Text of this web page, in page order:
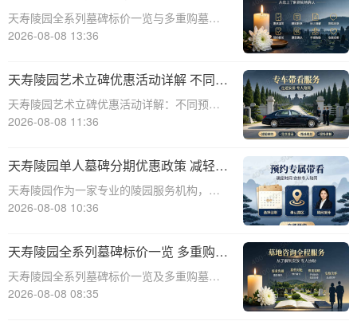
优惠限时申领详解
天寿陵园全系列墓碑标价一览与多重购墓优
惠限时申领详解☎ 天寿陵园电话:400-838-
一直致力于为家属提供高品质、个性化的墓
碑产品和服务。为了满足不同客户的
2026-08-08 13:36
天寿陵园艺术立碑优惠活动详解 不同预
算专属让利方案详解
天寿陵园艺术立碑优惠活动详解：不同预算
专属让利方案详解☎ 天寿陵园电话:400-838-
者的深深敬意和对生者的美好回忆。为了更
好地满足不同家庭的祭奠需求，天
2026-08-08 11:36
天寿陵园单人墓碑分期优惠政策 减轻一
次性付款压力详解及具体方案
天寿陵园作为一家专业的陵园服务机构，深
知一次性支付墓碑费用对许多家庭来说可能
担，天寿陵园特别推出了单人墓碑分期优惠
政策。本文将详细介绍这一政策的背景、目
的、具体方
2026-08-08 10:36
天寿陵园全系列墓碑标价一览 多重购墓
优惠限时申领活动详解
天寿陵园全系列墓碑标价一览及多重购墓优
惠限时申领活动详解☎ 天寿陵园电话:400-
2026-08-08 08:35